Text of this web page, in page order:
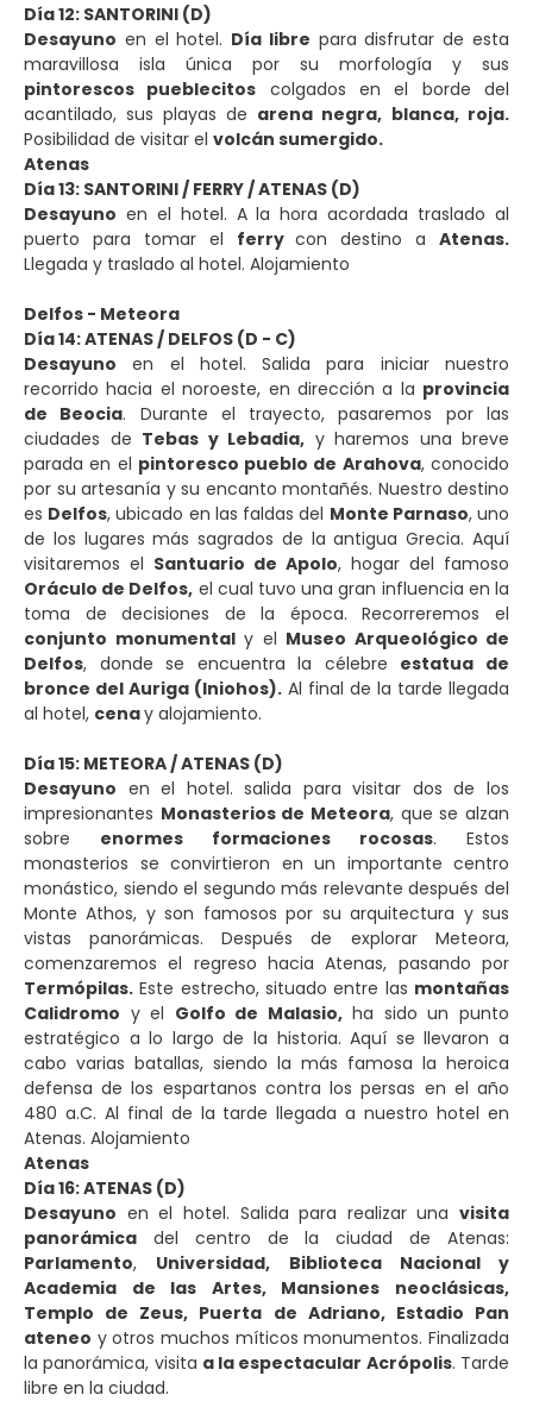
Día 12: SANTORINI (D)
Desayuno en el hotel. Día libre para disfrutar de esta
maravillosa isla única por su morfología y sus
pintorescos pueblecitos colgados en el borde del
acantilado, sus playas de arena negra, blanca, roja.
Posibilidad de visitar el volcán sumergido.
Atenas
Día 13: SANTORINI / FERRY / ATENAS (D)
Desayuno en el hotel. A la hora acordada traslado al
puerto para tomar el ferrycon destino a Atenas.
Llegada y traslado al hotel. Alojamiento
Delfos - Meteora
Día 14: ATENAS / DELFOS (D - C)
Desayuno en el hotel. Salida para iniciar nuestro
recorrido hacia el noroeste, en dirección a la provincia
de Beocia. Durante el trayecto, pasaremos por las
ciudades de Tebas y Lebadia, y haremos una breve
parada en el pintoresco pueblo de Arahova, conocido
por su artesanía y su encanto montañés. Nuestro destino
es Delfos, ubicado en las faldas del Monte Parnaso, uno
de los lugares más sagrados de la antigua Grecia. Aquí
visitaremos el Santuario de Apolo, hogar del famoso
Oráculo de Delfos, el cual tuvo una gran influencia en la
toma de decisiones de la época. Recorreremos el
conjunto monumentaly el Museo Arqueológico de
Delfos, donde se encuentra la célebre estatua de
bronce del Auriga (Iniohos). Al final de la tarde llegada
al hotel, cenay alojamiento.
Día 15: METEORA / ATENAS (D)
Desayuno en el hotel. salida para visitar dos de los
impresionantes Monasterios de Meteora, que se alzan
sobre enormes formaciones rocosas. Estos
monasterios se convirtieron en un importante centro
monástico, siendo el segundo más relevante después del
Monte Athos, y son famosos por su arquitectura y sus
vistas panorámicas.
Después de explorar Meteora,
comenzaremos el regreso hacia Atenas, pasando por
Termópilas. Este estrecho, situado entre las montañas
Calidromo y el Golfo de Malasio,ha sido un punto
estratégico a lo largo de la historia. Aquí se llevaron a
cabo varias batallas, siendo la más famosa la heroica
defensa de los espartanos contra los persas en el año
480 a.C. Al final de la tarde llegada a nuestro hotel en
Atenas. Alojamiento
Atenas
Día 16: ATENAS (D)
Desayuno en el hotel. Salida para realizar una visita
panorámica del centro de la ciudad de Atenas:
Parlamento, Universidad, Biblioteca Nacional y
Academia de las Artes, Mansiones neoclásicas,
Templo de Zeus, Puerta de Adriano, Estadio Pan
ateneo y otros muchos míticos monumentos. Finalizada
la panorámica, visita a la espectacular Acrópolis. Tarde
libre en la ciudad.